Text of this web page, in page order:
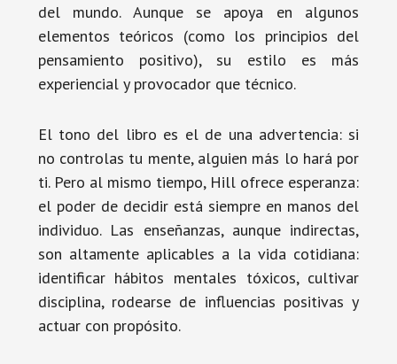
del mundo. Aunque se apoya en algunos
elementos teóricos (como los principios del
pensamiento positivo), su estilo es más
experiencial y provocador que técnico.
El tono del libro es el de una advertencia: si
no controlas tu mente, alguien más lo hará por
ti. Pero al mismo tiempo, Hill ofrece esperanza:
el poder de decidir está siempre en manos del
individuo. Las enseñanzas, aunque indirectas,
son altamente aplicables a la vida cotidiana:
identificar hábitos mentales tóxicos, cultivar
disciplina, rodearse de influencias positivas y
actuar con propósito.